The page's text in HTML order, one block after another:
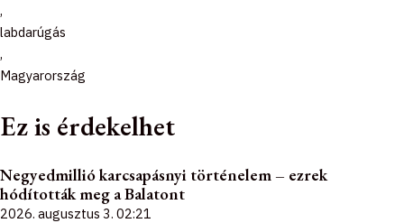
,
labdarúgás
,
Magyarország
Ez is érdekelhet
Negyedmillió karcsapásnyi történelem – ezrek
hódították meg a Balatont
2026. augusztus 3. 02:21